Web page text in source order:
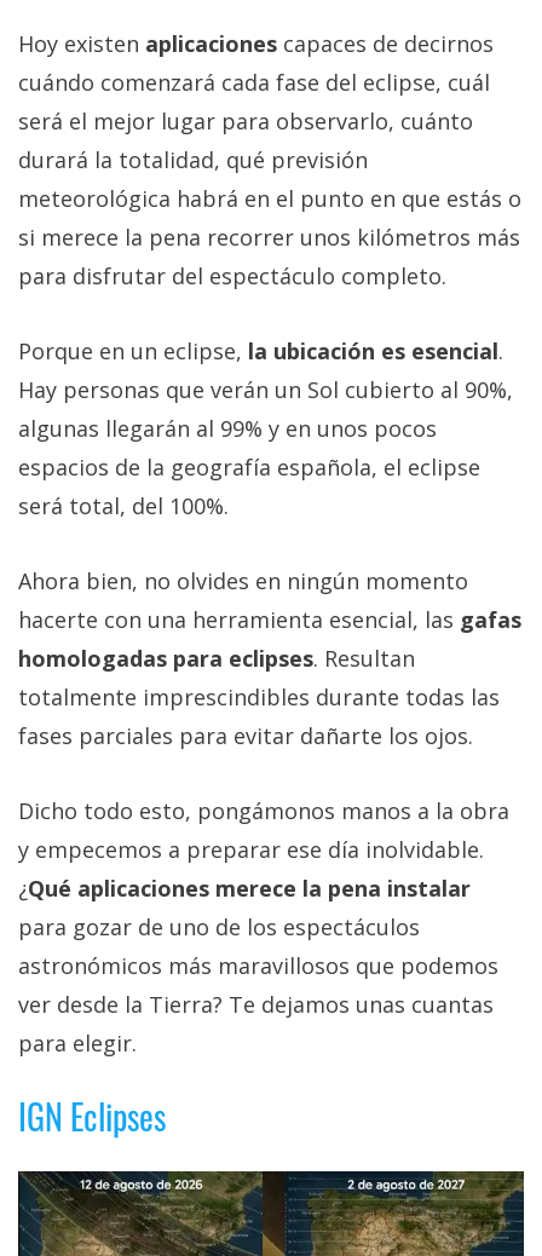
Hoy existen aplicaciones capaces de decirnos
cuándo comenzará cada fase del eclipse, cuál
será el mejor lugar para observarlo, cuánto
durará la totalidad, qué previsión
meteorológica habrá en el punto en que estás o
si merece la pena recorrer unos kilómetros más
para disfrutar del espectáculo completo.
Porque en un eclipse, la ubicación es esencial.
Hay personas que verán un Sol cubierto al 90%,
algunas llegarán al 99% y en unos pocos
espacios de la geografía española, el eclipse
será total, del 100%.
Ahora bien, no olvides en ningún momento
hacerte con una herramienta esencial, las gafas
homologadas para eclipses. Resultan
totalmente imprescindibles durante todas las
fases parciales para evitar dañarte los ojos.
Dicho todo esto, pongámonos manos a la obra
y empecemos a preparar ese día inolvidable.
¿Qué aplicaciones merece la pena instalar
para gozar de uno de los espectáculos
astronómicos más maravillosos que podemos
ver desde la Tierra? Te dejamos unas cuantas
para elegir.
IGN Eclipses